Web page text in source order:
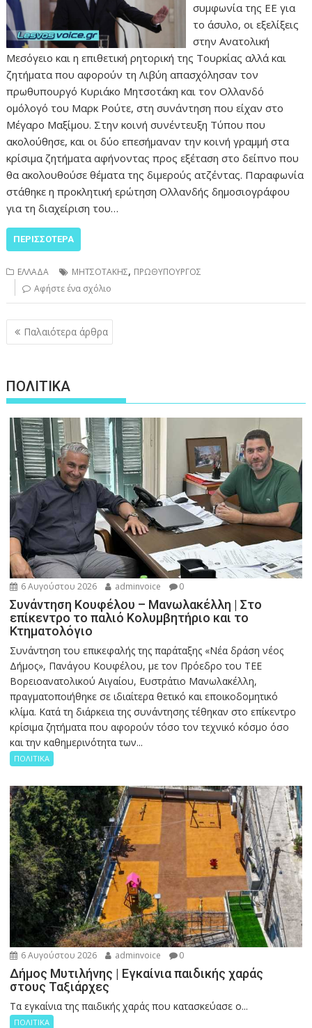
συμφωνία της ΕΕ για
το άσυλο, οι εξελίξεις
στην Ανατολική
Μεσόγειο και η επιθετική ρητορική της Τουρκίας αλλά και
ζητήματα που αφορούν τη Λιβύη απασχόλησαν τον
πρωθυπουργό Κυριάκο Μητσοτάκη και τον Ολλανδό
ομόλογό του Μαρκ Ρούτε, στη συνάντηση που είχαν στο
Μέγαρο Μαξίμου. Στην κοινή συνέντευξη Τύπου που
ακολούθησε, και οι δύο επεσήμαναν την κοινή γραμμή στα
κρίσιμα ζητήματα αφήνοντας προς εξέταση στο δείπνο που
θα ακολουθούσε θέματα της διμερούς ατζέντας. Παραφωνία
στάθηκε η προκλητική ερώτηση Ολλανδής δημοσιογράφου
για τη διαχείριση του…
ΠΕΡΙΣΣΌΤΕΡΑ
ΕΛΛΑΔΑ ΜΗΤΣΟΤΑΚΗΣ, ΠΡΩΘΥΠΟΥΡΓΟΣ
Αφήστε ένα σχόλιο
Πλοήγηση
άρθρων
Παλαιότερα άρθρα
ΠΟΛΙΤΙΚΑ
6 Αυγούστου 2026 adminvoice 0
Συνάντηση Κουφέλου – Μανωλακέλλη | Στο
επίκεντρο το παλιό Κολυμβητήριο και το
Κτηματολόγιο
Συνάντηση του επικεφαλής της παράταξης «Νέα δράση νέος
Δήμος», Πανάγου Κουφέλου, με τον Πρόεδρο του ΤΕΕ
Βορειοανατολικού Αιγαίου, Ευστράτιο Μανωλακέλλη,
πραγματοποιήθηκε σε ιδιαίτερα θετικό και εποικοδομητικό
κλίμα. Κατά τη διάρκεια της συνάντησης τέθηκαν στο επίκεντρο
κρίσιμα ζητήματα που αφορούν τόσο τον τεχνικό κόσμο όσο
και την καθημερινότητα των...
ΠΟΛΙΤΙΚΑ
6 Αυγούστου 2026 adminvoice 0
Δήμος Μυτιλήνης | Εγκαίνια παιδικής χαράς
στους Ταξιάρχες
Tα εγκαίνια της παιδικής χαράς που κατασκεύασε ο...
ΠΟΛΙΤΙΚΑ